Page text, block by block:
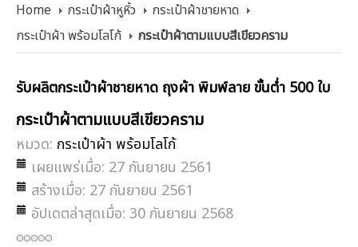
Home กระเป๋าผ้าหูหิ้ว
กระเป๋าผ้าชายหาด
กระเป๋าผ้า พร้อมโลโก้
กระเป๋าผ้าตามแบบสีเขียวคราม
รับผลิตกระเป๋าผ้าชายหาด ถุงผ้า พิมพ์ลาย ขั้นต่ำ 500 ใบ
กระเป๋าผ้าตามแบบสีเขียวคราม
หมวด: กระเป๋าผ้า พร้อมโลโก้
เผยแพร่เมื่อ: 27 กันยายน 2561
สร้างเมื่อ: 27 กันยายน 2561
อัปเดตล่าสุดเมื่อ: 30 กันยายน 2568